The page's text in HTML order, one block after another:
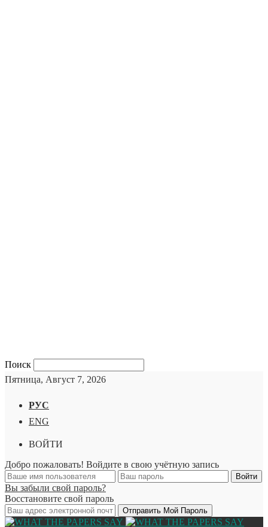
Поиск
Пятница, Август 7, 2026
РУС
ENG
ВОЙТИ
Добро пожаловать! Войдите в свою учётную запись
Вы забыли свой пароль?
Восстановите свой пароль